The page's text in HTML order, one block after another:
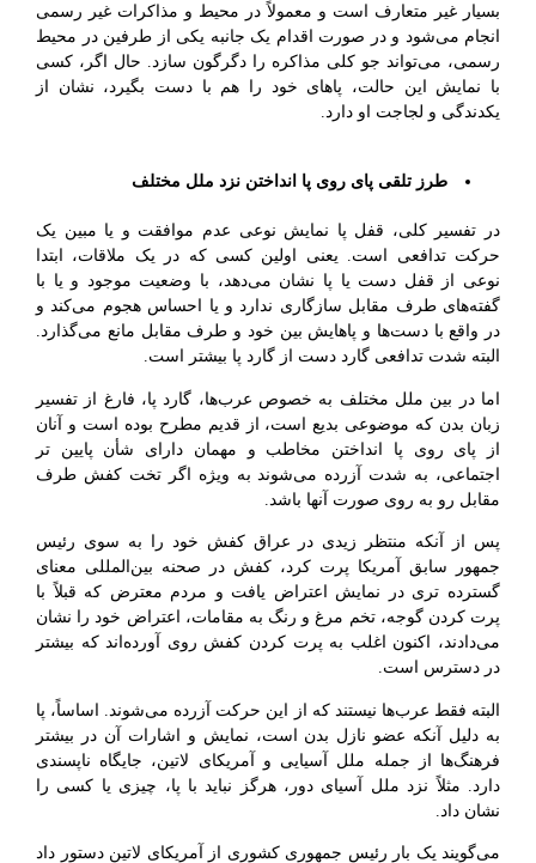
بسیار غیر متعارف است و معمولاً در محیط و مذاکرات غیر رسمی
انجام می‌شود و در صورت اقدام یک جانبه یکی از طرفین در محیط
رسمی، می‌تواند جو کلی مذاکره را دگرگون سازد. حال اگر، کسی
با نمایش این حالت، پاهای خود را هم با دست بگیرد، نشان از
یکدندگی و لجاجت او دارد.
طرز تلقی پای روی پا انداختن نزد ملل مختلف
در تفسیر کلی، قفل پا نمایش نوعی عدم موافقت و یا مبین یک
حرکت تدافعی است. یعنی اولین کسی که در یک ملاقات، ابتدا
نوعی از قفل دست یا پا نشان می‌دهد، با وضعیت موجود و یا با
گفته‌های طرف مقابل سازگاری ندارد و یا احساس هجوم می‌کند و
در واقع با دست‌ها و پاهایش بین خود و طرف مقابل مانع می‌گذارد.
البته شدت تدافعی گارد دست از گارد پا بیشتر است.
اما در بین ملل مختلف به خصوص عرب‌ها، گارد پا، فارغ از تفسیر
زبان بدن که موضوعی بدیع است، از قدیم مطرح بوده است و آنان
از پای روی پا انداختن مخاطب و مهمان دارای شأن پایین تر
اجتماعی، به شدت آزرده می‌شوند به ویژه اگر تخت کفش طرف
مقابل رو به روی صورت آنها باشد.
پس از آنکه منتظر زیدی در عراق کفش خود را به سوی رئیس
جمهور سابق آمریکا پرت کرد، کفش در صحنه بین‌المللی معنای
گسترده تری در نمایش اعتراض یافت و مردم معترض که قبلاً با
پرت کردن گوجه، تخم مرغ و رنگ به مقامات، اعتراض خود را نشان
می‌دادند، اکنون اغلب به پرت کردن کفش روی آورده‌اند که بیشتر
در دسترس است.
البته فقط عرب‌ها نیستند که از این حرکت آزرده می‌شوند. اساساً، پا
به دلیل آنکه عضو نازل بدن است، نمایش و اشارات آن در بیشتر
فرهنگ‌ها از جمله ملل آسیایی و آمریکای لاتین، جایگاه ناپسندی
دارد. مثلاً نزد ملل آسیای دور، هرگز نباید با پا، چیزی یا کسی را
نشان داد.
می‌گویند یک بار رئیس جمهوری کشوری از آمریکای لاتین دستور داد